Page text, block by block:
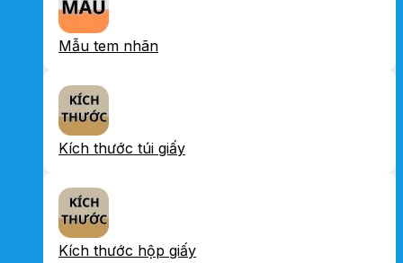
Mẫu tem nhãn
Kích thước túi giấy
Kích thước hộp giấy